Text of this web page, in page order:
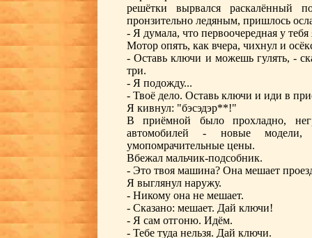
решётки вырвался раскалённый
пронзительно ледяным, пришлось
- Я думала, что первоочередная у тебя
Мотор опять, как вчера, чихнул и
- Оставь ключи и можешь гулять, -
три.
- Я подожду...
- Твоё дело. Оставь ключи и иди в
Я кивнул: "бэсэдэр**!"
В приёмной было прохладно,
автомобилей - новые модели,
умопомрачительные цены.
Вбежал мальчик-подсобник.
- Это твоя машина? Она мешает
Я выглянул наружу.
- Никому она не мешает.
- Сказано: мешает. Дай ключи!
- Я сам отгоню. Идём.
- Тебе туда нельзя. Дай ключи.